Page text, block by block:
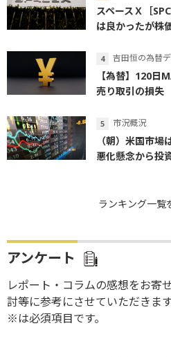
スペースＸ［
は良かったが株
吉田恒の為替
【為替】120日
売り取引の損失
市況概況
（朝）米国市
悪化懸念から投
ランキング一覧
アンケート
レポート・コラムの感想をお寄
討等に参考にさせていただきます
※は必須項目です。